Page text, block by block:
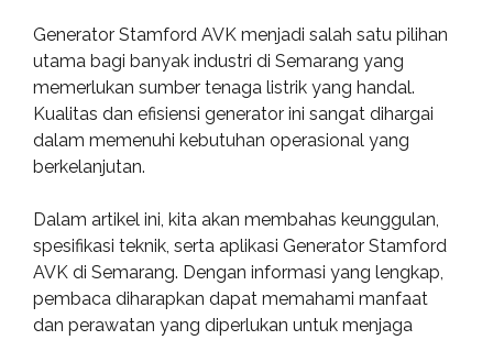
Generator Stamford AVK menjadi salah satu pilihan
utama bagi banyak industri di Semarang yang
memerlukan sumber tenaga listrik yang handal.
Kualitas dan efisiensi generator ini sangat dihargai
dalam memenuhi kebutuhan operasional yang
berkelanjutan.
Dalam artikel ini, kita akan membahas keunggulan,
spesifikasi teknik, serta aplikasi Generator Stamford
AVK di Semarang. Dengan informasi yang lengkap,
pembaca diharapkan dapat memahami manfaat
dan perawatan yang diperlukan untuk menjaga